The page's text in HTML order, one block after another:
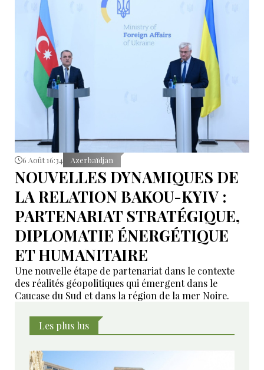
6 Août 16:34 Azerbaïdjan
NOUVELLES DYNAMIQUES DE
LA RELATION BAKOU-KYIV :
PARTENARIAT STRATÉGIQUE,
DIPLOMATIE ÉNERGÉTIQUE
ET HUMANITAIRE
Une nouvelle étape de partenariat dans le contexte
des réalités géopolitiques qui émergent dans le
Caucase du Sud et dans la région de la mer Noire.
Les plus lus